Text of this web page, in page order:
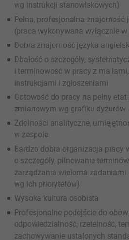
wg instrukcji stanowiskowych)
Pełna, profesjonalna znajomość
(praca wykonywana wyłącznie
Dobra znajomość języka
Dbałość o szczegóły,
i terminowość w pracy z
instrukcjami i zgłoszeniami
Gotowość do pracy na pełny
zmianowym wg grafiku dyżurów
Zdolności analityczne,
w zespole
Bardzo dobra organizacja pracy
o szczegóły, pilnowanie
zarządzania wieloma zadaniami
wg ich priorytetów)
Wysoka kultura osobista
Profesjonalne podejście do
odpowiedzialność, rzetelność,
zachowywanie ustalonych